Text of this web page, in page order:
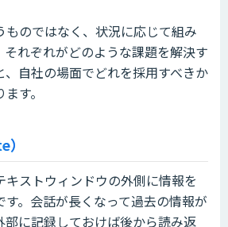
ものではなく、状況に応じて組み
それぞれがどのような課題を解決す
、自社の場面でどれを採用すべきか
す。
ストウィンドウの外側に情報を
。会話が長くなって過去の情報が
部に記録しておけば後から読み返